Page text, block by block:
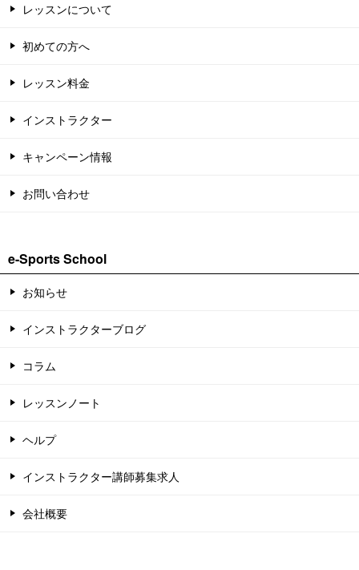
レッスンについて
初めての方へ
レッスン料金
インストラクター
キャンペーン情報
お問い合わせ
e-Sports School
お知らせ
インストラクターブログ
コラム
レッスンノート
ヘルプ
インストラクター講師募集求人
会社概要